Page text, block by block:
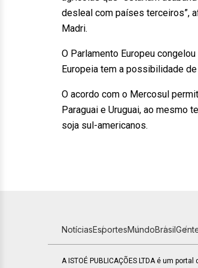
desleal com países terceiros”,
Madri.
O Parlamento Europeu
Europeia tem a possibilidade
O acordo com o Mercosul
Paraguai e Uruguai, ao mesmo
soja sul-americanos.
NotíciasEsportesMundoBrasil
A ISTOÉ PUBLICAÇÕES LTDA é um